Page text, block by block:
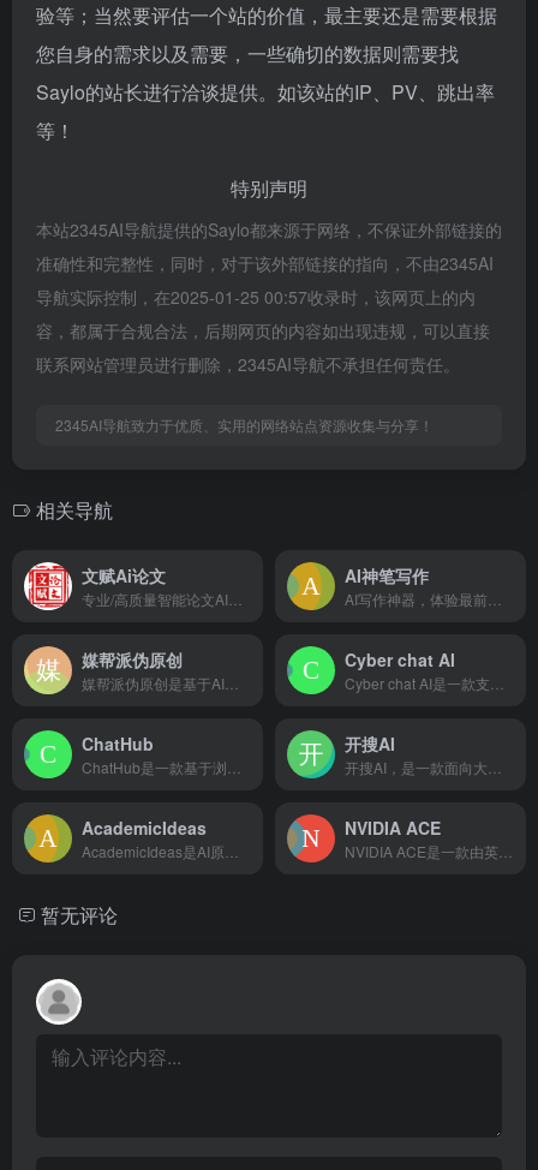
验等；当然要评估一个站的价值，最主要还是需要根据
您自身的需求以及需要，一些确切的数据则需要找
Saylo的站长进行洽谈提供。如该站的IP、PV、跳出率
等！
特别声明
本站2345AI导航提供的Saylo都来源于网络，不保证外部链接的
准确性和完整性，同时，对于该外部链接的指向，不由2345AI
导航实际控制，在2025-01-25 00:57收录时，该网页上的内
容，都属于合规合法，后期网页的内容如出现违规，可以直接
联系网站管理员进行删除，2345AI导航不承担任何责任。
2345AI导航致力于优质、实用的网络站点资源收集与分享！
相关导航
文赋Ai论文 AI神笔写作
媒帮派伪原创 Cyber chat AI
ChatHub 开搜AI
AcademicIdeas NVIDIA ACE
暂无评论